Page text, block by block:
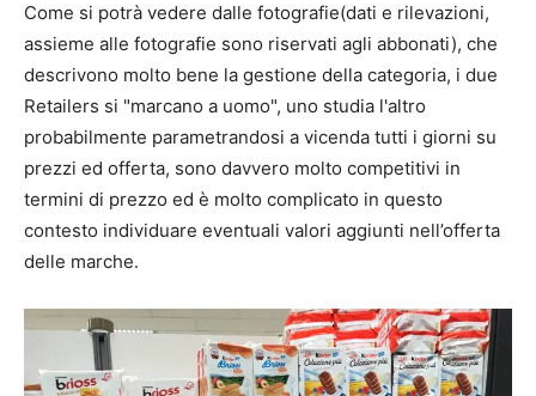
Come si potrà vedere dalle fotografie(dati e rilevazioni,
assieme alle fotografie sono riservati agli abbonati), che
descrivono molto bene la gestione della categoria, i due
Retailers si "marcano a uomo", uno studia l'altro
probabilmente parametrandosi a vicenda tutti i giorni su
prezzi ed offerta, sono davvero molto competitivi in
termini di prezzo ed è molto complicato in questo
contesto individuare eventuali valori aggiunti nell’offerta
delle marche.